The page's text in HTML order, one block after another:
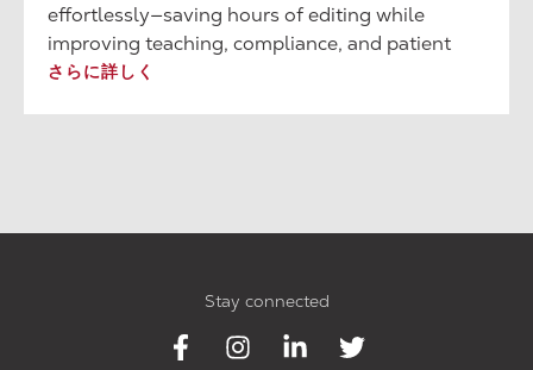
effortlessly—saving hours of editing while
improving teaching, compliance, and patient
trust.
さらに詳しく
Stay connected